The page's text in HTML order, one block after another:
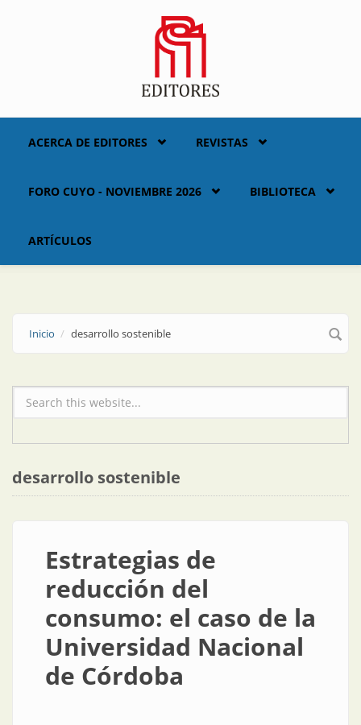
ACERCA DE EDITORES REVISTAS
FORO CUYO - NOVIEMBRE 2026 BIBLIOTECA
ARTÍCULOS
Inicio desarrollo sostenible
Formulario de búsqueda
desarrollo sostenible
Estrategias de
reducción del
consumo: el caso de la
Universidad Nacional
de Córdoba